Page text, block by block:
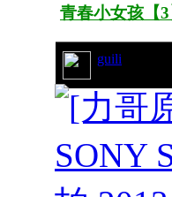
青春小女孩【3
guili